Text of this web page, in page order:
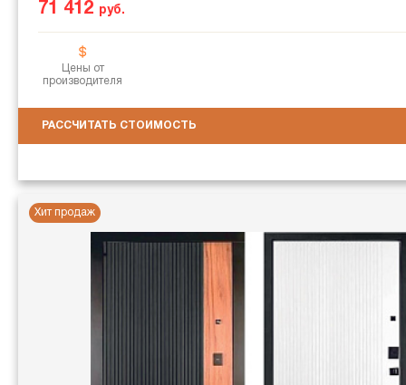
71 412 руб.
Цены от
производителя
РАССЧИТАТЬ СТОИМОСТЬ
Хит продаж